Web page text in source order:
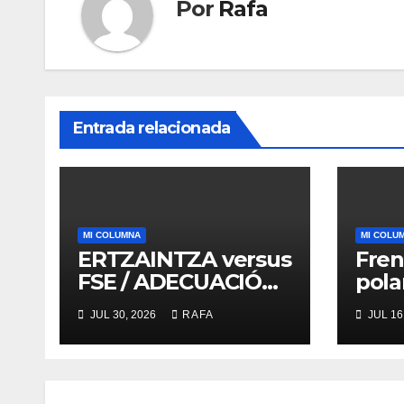
Por Rafa
Entrada relacionada
MI COLUMNA
ERTZAINTZA versus
FSE / ADECUACIÓN
versus
SUSTITUCIÓN
JUL 30, 2026 RAFA
MI
de
JUL